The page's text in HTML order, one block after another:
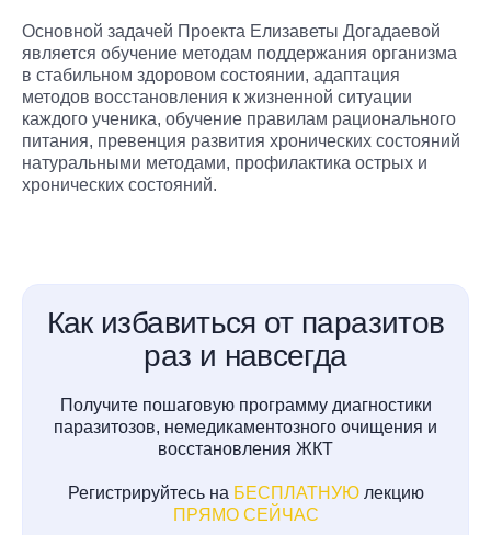
Основной задачей Проекта Елизаветы Догадаевой
является обучение методам поддержания организма
в стабильном здоровом состоянии, адаптация
методов восстановления к жизненной ситуации
каждого ученика, обучение правилам рационального
питания, превенция развития хронических состояний
натуральными методами, профилактика острых и
хронических состояний.
Как избавиться от паразитов
раз и навсегда
Получите пошаговую программу диагностики
паразитозов, немедикаментозного очищения и
восстановления ЖКТ
Регистрируйтесь на БЕСПЛАТНУЮлекцию
ПРЯМО СЕЙЧАС